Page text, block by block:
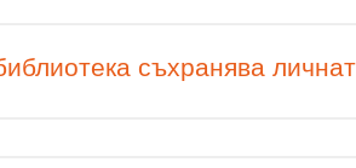
съхранява